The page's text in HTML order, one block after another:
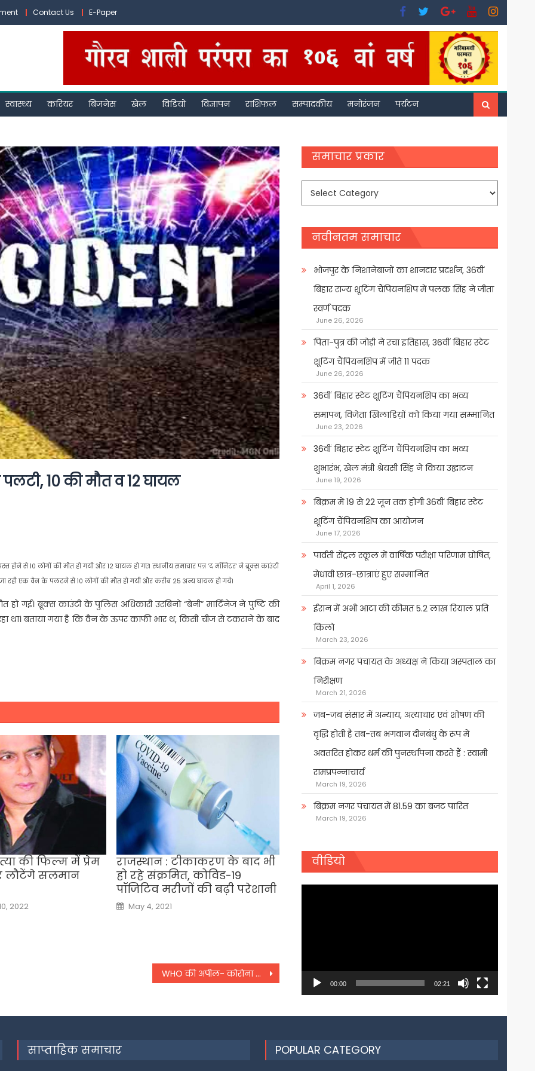
Contact Us E-Paper
स्वास्थ्य करियर बिजनेस खेल विडियो विज्ञापन राशिफल सम्पादकीय मनोरंजन पर्यटन
10 की मौत व 12 घायल
से 10 लोगों की मौत हो गयी और 12 घायल हो गए। स्थानीय समाचार पत्र ‘द मॉनिटर’ ने ब्रूक्स काउंटी
रही एक वैन के पलटने से 10 लोगों की मौत हो गयी और करीब 25 अन्य घायल हो गये।
गई। ब्रूक्स काउंटी के पुलिस अधिकारी उरबिनो “बेनी” मार्टिनेज ने पुष्टि की
रहा था। बताया गया है कि वैन के ऊपर काफी भार थ, किसी चीज से टकराने के बाद
की फिल्म में प्रेम
लौटेंगे सलमान
2022
राजस्थान : टीकाकरण के बाद भी
हो रहे संक्रमित, कोविड-19
पॉजिटिव मरीजों की बढ़ी परेशानी
Posted
on
May 4, 2021
WHO की अपील- कोरोना से बचने के लिए वैक्सीन की बूस्टर डोज पर फिलहाल लगे रोक
समाचार प्रकार
समाचार
नवीनतम समाचार
भोजपुर के निशानेबाजों का शानदार प्रदर्शन, 36वीं
बिहार राज्य शूटिंग चैंपियनशिप में पलक सिंह ने जीता
स्वर्ण पदक
June 26, 2026
पिता-पुत्र की जोड़ी ने रचा इतिहास, 36वीं बिहार स्टेट
शूटिंग चैंपियनशिप में जीते 11 पदक
June 26, 2026
36वीं बिहार स्टेट शूटिंग चैंपियनशिप का भव्य
समापन, विजेता खिलाडिय़ों को किया गया सम्मानित
June 23, 2026
36वीं बिहार स्टेट शूटिंग चैंपियनशिप का भव्य
शुभारंभ, खेल मंत्री श्रेयसी सिंह ने किया उद्घाटन
June 19, 2026
बिक्रम में 19 से 22 जून तक होगी 36वीं बिहार स्टेट
शूटिंग चैंपियनशिप का आयोजन
June 17, 2026
पार्वती सेंट्रल स्कूल में वार्षिक परीक्षा परिणाम घोषित,
मेधावी छात्र-छात्राएं हुए सम्मानित
April 1, 2026
ईरान में अभी आटा की कीमत 5.2 लाख रियाल प्रति
किलो
March 23, 2026
बिक्रम नगर पंचायत के अध्यक्ष ने किया अस्पताल का
निरीक्षण
March 21, 2026
जब-जब संसार में अन्याय, अत्याचार एवं शोषण की
वृद्धि होती है तब-तब भगवान दीनबंधु के रूप में
अवतरित होकर धर्म की पुनर्स्थापना करते हैं : स्वामी
रामप्रपन्नाचार्य
March 19, 2026
बिक्रम नगर पंचायत में 81.59 का बजट पारित
March 19, 2026
वीडियो
00:00 02:21
साप्ताहिक समाचार POPULAR CATEGORY